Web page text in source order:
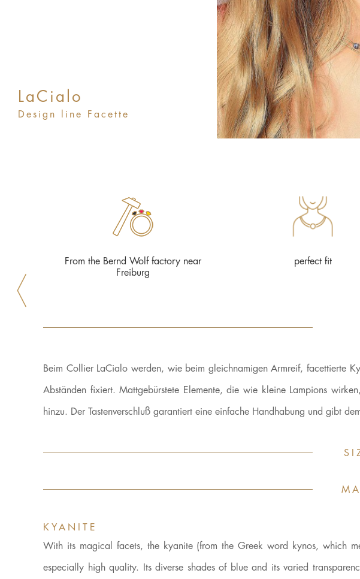
LaCialo
Design line Facette
From the Bernd Wolf factory near
Freiburg
perfect fit
Beim Collier LaCialo werden, wie beim gleichnamigen Armreif, facettierte
Abständen fixiert. Mattgebürstete Elemente, die wie kleine Lampions
hinzu. Der Tastenverschluß garantiert eine einfache Handhabung und gibt
KYANITE
With its magical facets, the kyanite (from the Greek word kynos, which
especially high quality. Its diverse shades of blue and its varied